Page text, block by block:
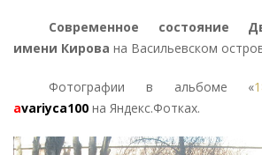
Современное состояние
имени Кирова на Васильевском
Фотографии в альбоме «
avariyca100 на Яндекс.Фотках.